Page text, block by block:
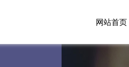
网站首页